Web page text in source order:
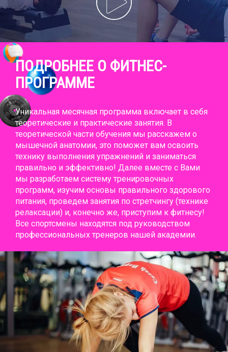
ПОДРОБНЕЕ О ФИТНЕС-
ПРОГРАММЕ
Уникальная месячная программа включает в себя
теоретические и практические занятия. В
теоретической части обучения мы расскажем о
мышечной анатомии, это поможет вам освоить
технику выполнения упражнений и заниматься
правильно и эффективно! Далее вместе с Вами
мы разработаем систему тренировочных
программ, изучим основы правильного здорового
питания, проведем занятия по стретчингу (технике
релаксации) и, конечно же, приступим к фитнесу!
Все спортсмены находятся под руководством
профессиональных тренеров нашей академии.